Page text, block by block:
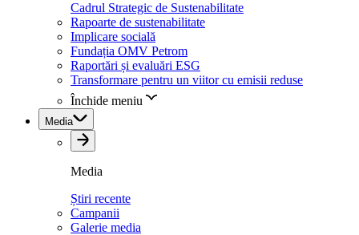
Cadrul Strategic de Sustenabilitate
Rapoarte de sustenabilitate
Implicare socială
Fundația OMV Petrom
Raportări și evaluări ESG
Transformare pentru un viitor cu emisii reduse
Închide meniu
Media
Media
Știri recente
Campanii
Galerie media